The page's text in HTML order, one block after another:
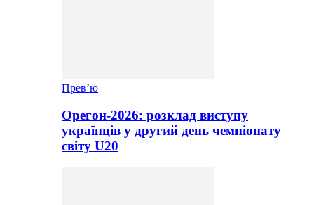
Прев’ю
Орегон-2026: розклад виступу
українців у другий день чемпіонату
світу U20